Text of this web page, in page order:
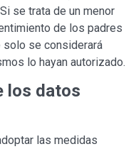
se trata de un menor
de los padres
solo se considerará
lo hayan autorizado.
los datos
las medidas